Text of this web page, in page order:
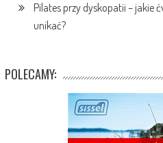
Pilates przy dyskopatii – jakie
unikać?
POLECAMY: